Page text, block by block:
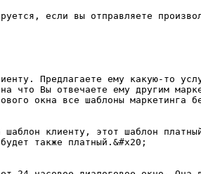
если вы отправляете
Предлагаете ему какую-то
что Вы отвечаете ему другим
окна все шаблоны маркетинга
шаблон клиенту, этот шаблон
также платный.&#x20;